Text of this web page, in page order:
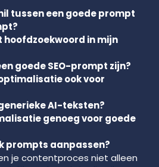
tussen een goede prompt
hoofdzoekwoord in mijn
goede SEO-prompt zijn?
ook voor
AI-teksten?
genoeg voor goede
prompts aanpassen?
je contentproces niet alleen